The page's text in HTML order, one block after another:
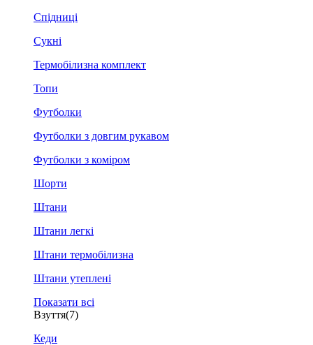
Спідниці
Сукні
Термобілизна комплект
Топи
Футболки
Футболки з довгим рукавом
Футболки з коміром
Шорти
Штани
Штани легкі
Штани термобілизна
Штани утеплені
Показати всі
Взуття(7)
Кеди